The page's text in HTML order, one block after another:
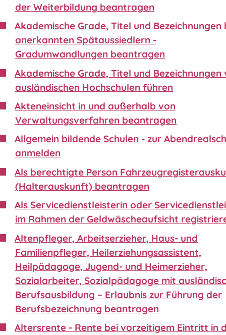
der Weiterbildung beantragen
Akademische Grade, Titel und Bezeichnungen
anerkannten Spätaussiedlern -
Gradumwandlungen beantragen
Akademische Grade, Titel und Bezeichnungen
ausländischen Hochschulen führen
Akteneinsicht in und außerhalb von
Verwaltungsverfahren beantragen
Allgemein bildende Schulen - zur
anmelden
Als berechtigte Person
(Halterauskunft) beantragen
Als Servicedienstleisterin oder
im Rahmen der Geldwäscheaufsicht
Altenpfleger, Arbeitserzieher, Haus- und
Familienpfleger, Heilerziehungsassistent,
Heilpädagoge, Jugend- und Heimerzieher,
Sozialarbeiter, Sozialpädagoge mit
Berufsausbildung – Erlaubnis zur Führung der
Berufsbezeichnung beantragen
Altersrente - Rente bei vorzeitigem Eintritt in